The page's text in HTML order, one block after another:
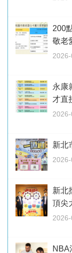
200
敬老
永康
才直
新北
新北
頂尖